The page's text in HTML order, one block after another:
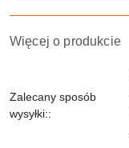
Więcej o produkcie
Zalecany sposób
wysyłki::